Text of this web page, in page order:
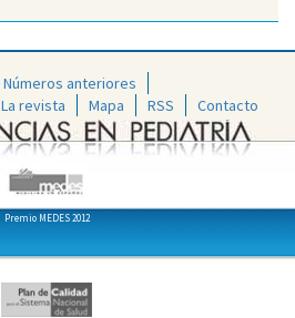
Números anteriores
La revista Mapa RSS Contacto
Premio MEDES 2012